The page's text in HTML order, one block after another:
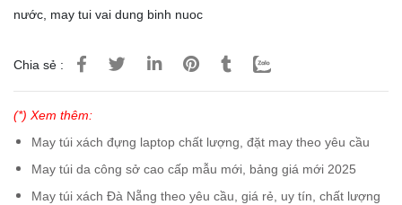
nước, may tui vai dung binh nuoc
Chia sẻ :
(*) Xem thêm:
May túi xách đựng laptop chất lượng, đặt may theo yêu cầu
May túi da công sở cao cấp mẫu mới, bảng giá mới 2025
May túi xách Đà Nẵng theo yêu cầu, giá rẻ, uy tín, chất lượng